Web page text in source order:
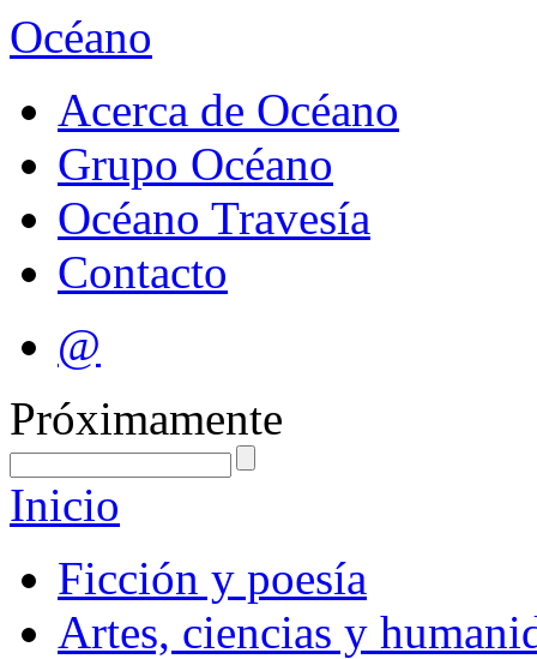
Océano
Acerca de Océano
Grupo Océano
Océano Travesía
Contacto
@
Próximamente
Inicio
Ficción y poesía
Artes, ciencias y